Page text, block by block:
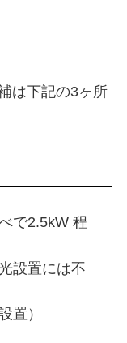
は下記の3ヶ所
で2.5kW 程
設置には不
置）